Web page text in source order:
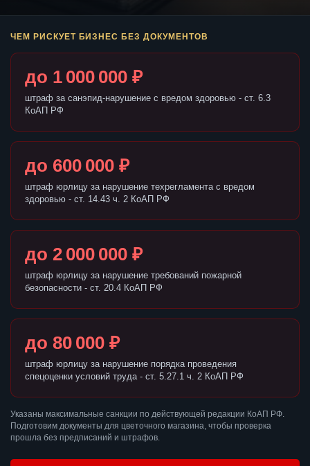
ЧЕМ РИСКУЕТ БИЗНЕС БЕЗ ДОКУМЕНТОВ
до 1 000 000 ₽
штраф за санэпид-нарушение с вредом здоровью - ст. 6.3
КоАП РФ
до 600 000 ₽
штраф юрлицу за нарушение техрегламента с вредом
здоровью - ст. 14.43 ч. 2 КоАП РФ
до 2 000 000 ₽
штраф юрлицу за нарушение требований пожарной
безопасности - ст. 20.4 КоАП РФ
до 80 000 ₽
штраф юрлицу за нарушение порядка проведения
спецоценки условий труда - ст. 5.27.1 ч. 2 КоАП РФ
Указаны максимальные санкции по действующей редакции КоАП РФ.
Подготовим документы для цветочного магазина, чтобы проверка
прошла без предписаний и штрафов.